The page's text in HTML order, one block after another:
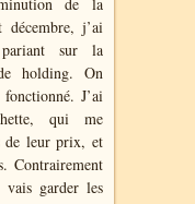
j’ai
sur la
holding. On
J’ai
qui me
de leur prix, et
Contrairement
garder les